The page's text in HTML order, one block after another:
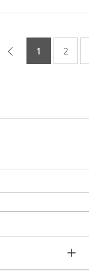
1 2